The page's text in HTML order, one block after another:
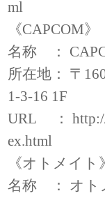
ml
《CAPCOM》
名称 ：
所在地： 〒
1-3-16 1F
URL ：
ex.html
《オトメイト》
名称 ： オト